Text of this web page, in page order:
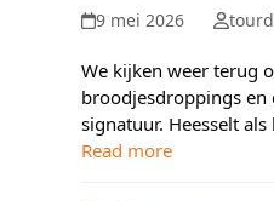
9 mei 2026
We kijken weer terug
broodjesdroppings en
signatuur. Heesselt
Read more